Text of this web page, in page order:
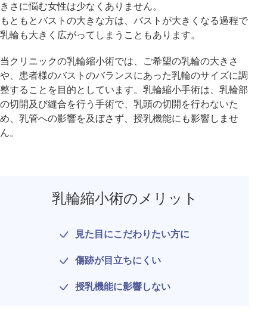
よくあるご質問
美容ブログ
オンラインショップ
きさに悩む女性は少なくありません。
もともとバストの大きな方は、バストが大きくなる過程で
乳輪も大きく広がってしまうこともあります。
当クリニックの乳輪縮小術では、ご希望の乳輪の大きさ
や、患者様のバストのバランスにあった乳輪のサイズに調
整することを目的としています。乳輪縮小手術は、乳輪部
の切開及び縫合を行う手術で、乳頭の切開を行わないた
め、乳管への影響を及ぼさず、授乳機能にも影響しませ
ん。
乳輪縮小術のメリット
見た目にこだわりたい方に
傷跡が目立ちにくい
授乳機能に影響しない